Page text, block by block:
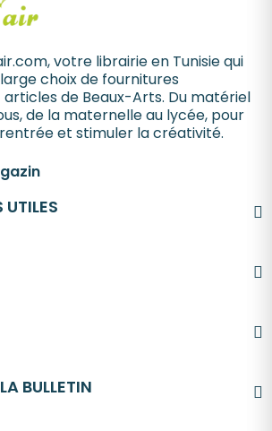
votre librairie en Tunisie qui
choix de fournitures
de Beaux-Arts. Du matériel
de la maternelle au lycée, pour
et stimuler la créativité.
BULLETIN